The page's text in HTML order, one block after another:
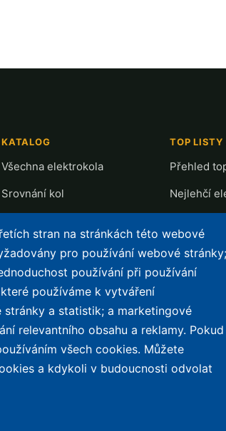
KATALOG
Všechna elektrokola
Srovnání kol
Přehled motorů
TOP LISTY
Přehled
Nejlehčí
Nejlevnější
Největší
stran na stránkách této webové
pro používání webové stránky;
používání při používání
používáme k vytváření
a statistik; a marketingové
relevantního obsahu a reklamy. Pokud
všech cookies. Můžete
a kdykoli v budoucnosti odvolat